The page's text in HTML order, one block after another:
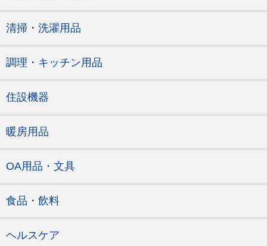
清掃・洗濯用品
調理・キッチン用品
住設機器
暖房用品
OA用品・文具
食品・飲料
ヘルスケア